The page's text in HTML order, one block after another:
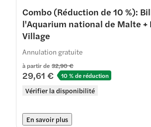
Combo (Réduction de 10 %):
l'Aquarium national de Malte +
Village
à partir de 32,90 €
29,61 € 10 % de réduction
Vérifier la disponibilité
Annulation gratuite
En savoir plus